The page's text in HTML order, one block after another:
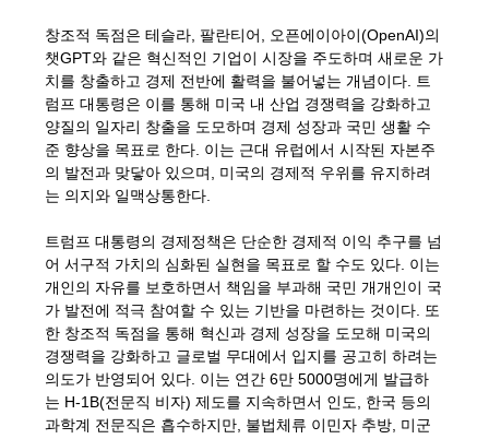
창조적 독점은 테슬라, 팔란티어, 오픈에이아이(OpenAI)의
챗GPT와 같은 혁신적인 기업이 시장을 주도하며 새로운 가
치를 창출하고 경제 전반에 활력을 불어넣는 개념이다. 트
럼프 대통령은 이를 통해 미국 내 산업 경쟁력을 강화하고
양질의 일자리 창출을 도모하며 경제 성장과 국민 생활 수
준 향상을 목표로 한다. 이는 근대 유럽에서 시작된 자본주
의 발전과 맞닿아 있으며, 미국의 경제적 우위를 유지하려
는 의지와 일맥상통한다.
트럼프 대통령의 경제정책은 단순한 경제적 이익 추구를 넘
어 서구적 가치의 심화된 실현을 목표로 할 수도 있다. 이는
개인의 자유를 보호하면서 책임을 부과해 국민 개개인이 국
가 발전에 적극 참여할 수 있는 기반을 마련하는 것이다. 또
한 창조적 독점을 통해 혁신과 경제 성장을 도모해 미국의
경쟁력을 강화하고 글로벌 무대에서 입지를 공고히 하려는
의도가 반영되어 있다. 이는 연간 6만 5000명에게 발급하
는 H-1B(전문직 비자) 제도를 지속하면서 인도, 한국 등의
과학계 전문직은 흡수하지만, 불법체류 이민자 추방, 미군